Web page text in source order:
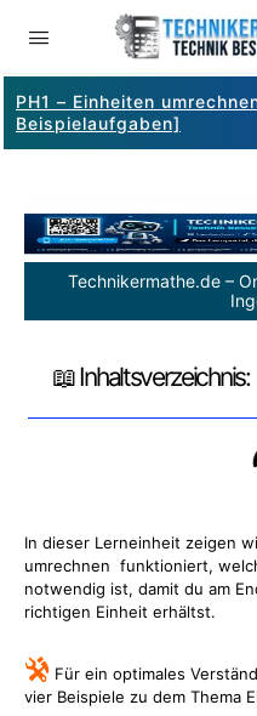
PH1 – Einheiten
Beispielaufgaben]
Technikermathe.de –
📖 Inhaltsverzeichnis:
In dieser Lerneinheit zeigen
umrechnen funktioniert,
notwendig ist, damit du am
richtigen Einheit erhältst.
Für ein optimales
vier Beispiele zu dem Thema